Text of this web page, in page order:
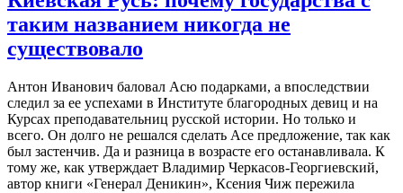
таким названием никогда не
существовало
Антон Иванович баловал Асю подарками, а впоследствии
следил за ее успехами в Институте благородных девиц и на
Курсах преподавательниц русской истории. Но только и
всего. Он долго не решался сделать Асе предложение, так как
был застенчив. Да и разница в возрасте его останавливала. К
тому же, как утверждает Владимир Черкасов-Георгиевский,
автор книги «Генерал Деникин», Ксения Чиж пережила